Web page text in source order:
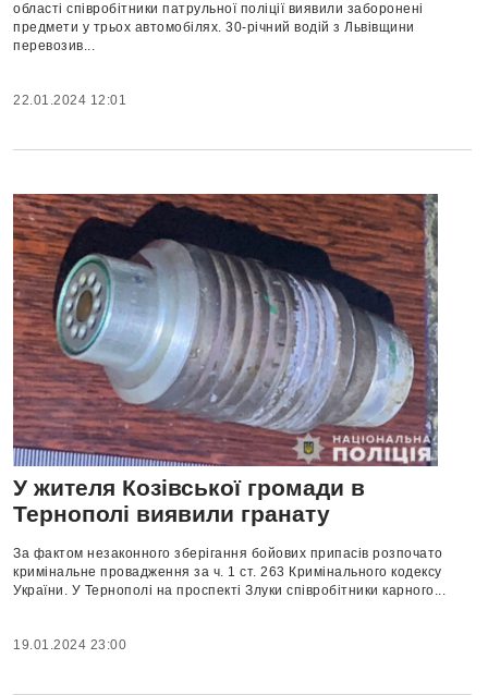
області співробітники патрульної поліції виявили заборонені
предмети у трьох автомобілях. 30-річний водій з Львівщини
перевозив...
22.01.2024 12:01
У жителя Козівської громади в
Тернополі виявили гранату
За фактом незаконного зберігання бойових припасів розпочато
кримінальне провадження за ч. 1 ст. 263 Кримінального кодексу
України. У Тернополі на проспекті Злуки співробітники карного...
19.01.2024 23:00